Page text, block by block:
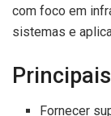
com foco em
sistemas e
Fornecer